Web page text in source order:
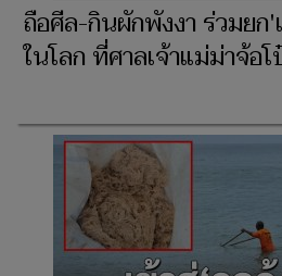
ถือศีล-กินผักพังงา ร่วมยก'
ในโลก ที่ศาลเจ้าแม่ม่าจ้อ